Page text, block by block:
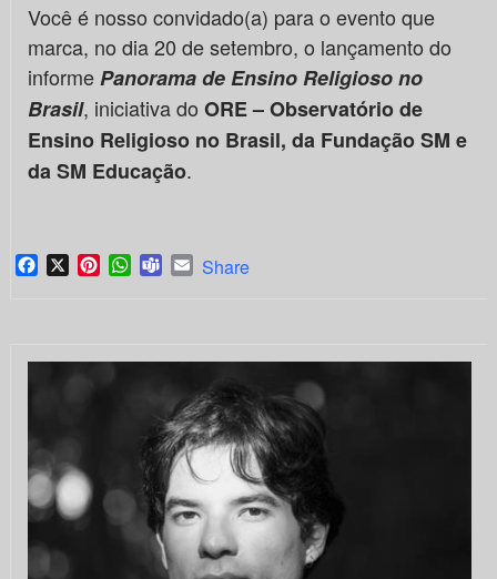
Você é nosso convidado(a) para o evento que
marca, no dia 20 de setembro, o lançamento do
informePanorama de Ensino Religioso no
Brasil, iniciativa do ORE – Observatório de
Ensino Religioso no Brasil, da Fundação SM e
da SM Educação.
Facebook
X PinterestWhatsApp
TeamsEmail
Share